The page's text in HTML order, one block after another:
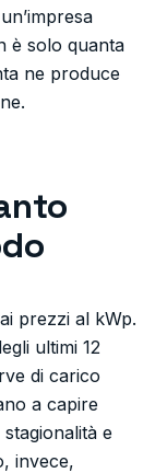
è solo quanta
ne produce
prezzi al kWp.
ultimi 12
di carico
a capire
e
invece,